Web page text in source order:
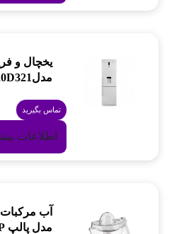
یخچال و
مدلBFN20D321
تماس بگیرید
اطلاعات
آب
مدل پالپ PULP